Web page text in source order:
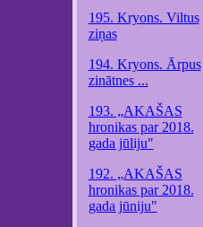
195. Kryons. Viltus
ziņas
194. Kryons. Ārpus
zinātnes ...
193. „AKAŠAS
hronikas par 2018.
gada jūliju"
192. „AKAŠAS
hronikas par 2018.
gada jūniju"